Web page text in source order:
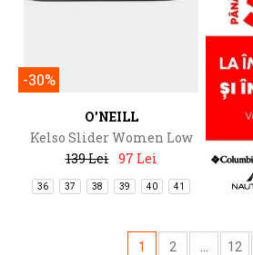
-30%
O'NEILL
Kelso Slider Women Low
139 Lei 97 Lei
36 37 38 39 40 41
1 2 12